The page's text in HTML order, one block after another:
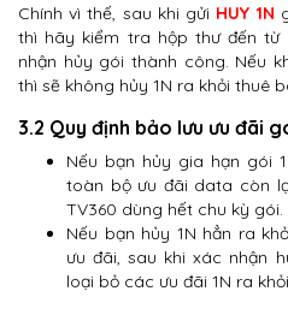
Chính vì thế, sau khi gửi HUY 1N
thì hãy kiểm tra hộp thư đến từ
nhận hủy gói thành công. Nếu
thì sẽ không hủy 1N ra khỏi thuê
3.2 Quy định bảo lưu ưu đãi
Nếu bạn hủy gia hạn gói
toàn bộ ưu đãi data còn
TV360 dùng hết chu kỳ gói.
Nếu bạn hủy 1N hẳn ra
ưu đãi, sau khi xác nhận
loại bỏ các ưu đãi 1N ra